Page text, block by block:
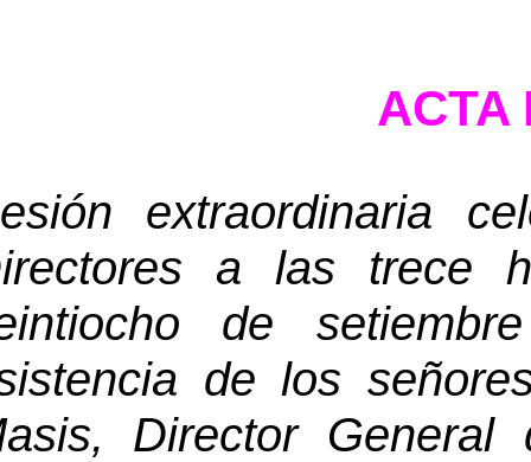
ACTA
extraordinaria
a las trece
de
de los
Director General